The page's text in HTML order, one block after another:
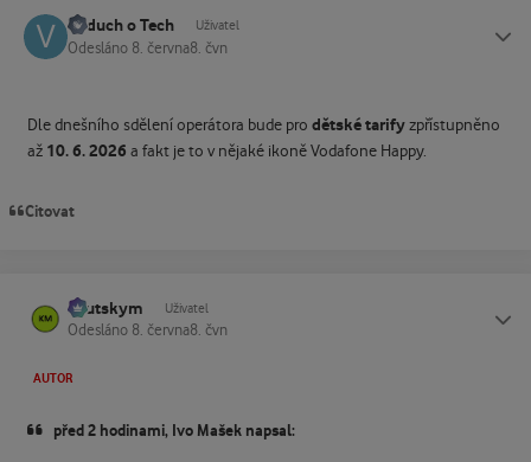
Vzduch o Tech Uživatel
Odesláno 8. června8. čvn
Dle dnešního sdělení operátora bude pro dětské tarifyzpřístupněno
až 10. 6. 2026 a fakt je to v nějaké ikoně Vodafone Happy.
Citovat
kautskym Uživatel
Odesláno 8. června8. čvn
AUTOR
před 2 hodinami, Ivo Mašek napsal: